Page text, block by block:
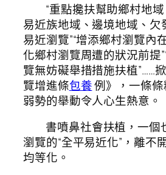
“重點攙扶幫助鄉村地
易近族地域、邊境地域、欠
易近瀏覽”“增添鄉村瀏覽內
化鄉村瀏覽周遭的狀況前提
覽無妨礙舉措措施扶植”……
覽增進條包養例》，一條
弱勢的舉動令人心生熱意。
書噴鼻社會扶植，一個
瀏覽的“全平易近化”，離不
均等化。